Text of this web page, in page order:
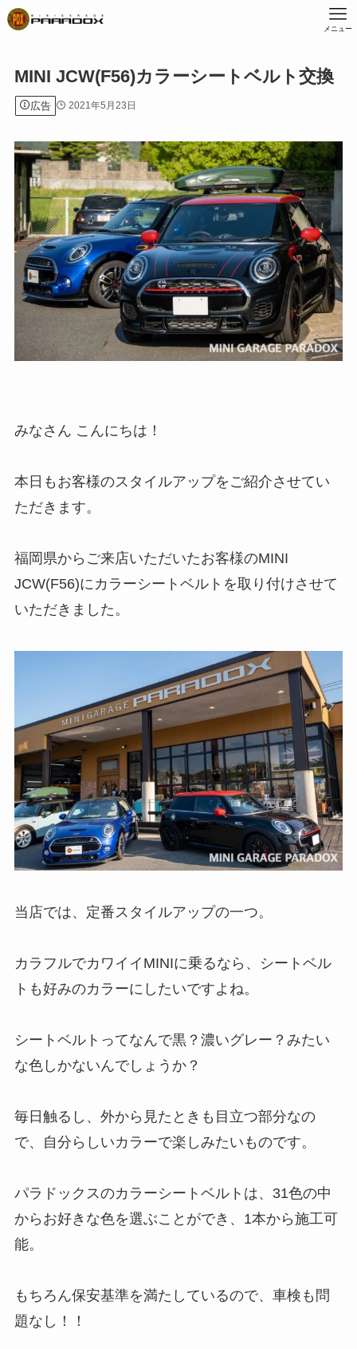
メニュー
MINI JCW(F56)カラーシートベルト交換
広告 2021年5月23日
みなさん こんにちは！
本日もお客様のスタイルアップをご紹介させてい
ただきます。
福岡県からご来店いただいたお客様のMINI
JCW(F56)にカラーシートベルトを取り付けさせて
いただきました。
当店では、定番スタイルアップの一つ。
カラフルでカワイイMINIに乗るなら、シートベル
トも好みのカラーにしたいですよね。
シートベルトってなんで黒？濃いグレー？みたい
な色しかないんでしょうか？
毎日触るし、外から見たときも目立つ部分なの
で、自分らしいカラーで楽しみたいものです。
パラドックスのカラーシートベルトは、31色の中
からお好きな色を選ぶことができ、1本から施工可
能。
もちろん保安基準を満たしているので、車検も問
題なし！！